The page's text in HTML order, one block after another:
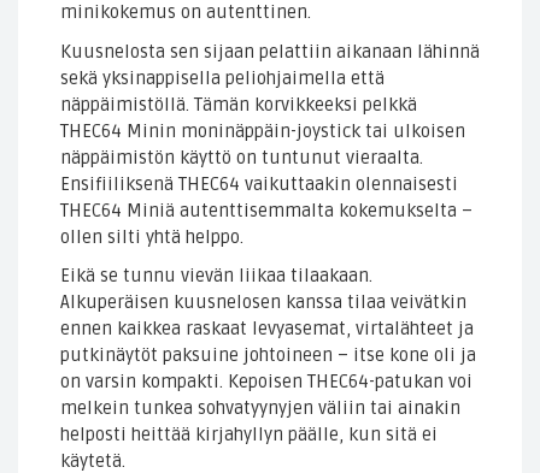
minikokemus on autenttinen.
Kuusnelosta sen sijaan pelattiin aikanaan lähinnä
sekä yksinappisella peliohjaimella että
näppäimistöllä. Tämän korvikkeeksi pelkkä
THEC64 Minin moninäppäin-joystick tai ulkoisen
näppäimistön käyttö on tuntunut vieraalta.
Ensifiiliksenä THEC64 vaikuttaakin olennaisesti
THEC64 Miniä autenttisemmalta kokemukselta –
ollen silti yhtä helppo.
Eikä se tunnu vievän liikaa tilaakaan.
Alkuperäisen kuusnelosen kanssa tilaa veivätkin
ennen kaikkea raskaat levyasemat, virtalähteet ja
putkinäytöt paksuine johtoineen – itse kone oli ja
on varsin kompakti. Kepoisen THEC64-patukan voi
melkein tunkea sohvatyynyjen väliin tai ainakin
helposti heittää kirjahyllyn päälle, kun sitä ei
käytetä.